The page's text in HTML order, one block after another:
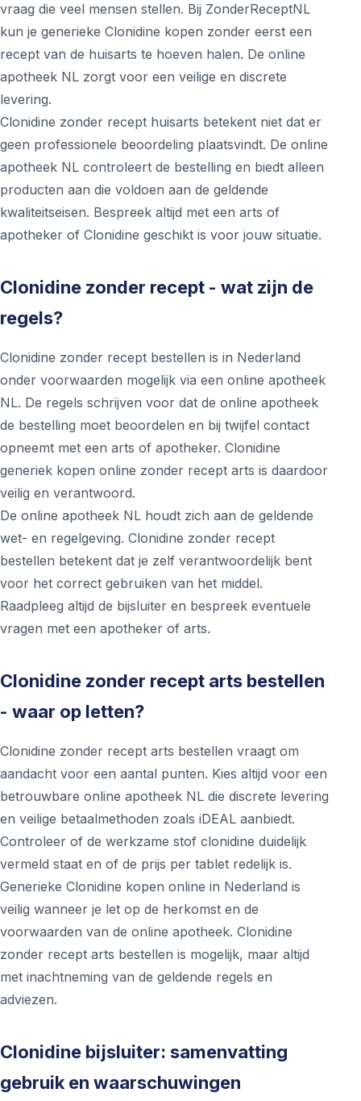
vraag die veel mensen stellen. Bij ZonderReceptNL
kun je generieke Clonidine kopen zonder eerst een
recept van de huisarts te hoeven halen. De online
apotheek NL zorgt voor een veilige en discrete
levering.
Clonidine zonder recept huisarts betekent niet dat er
geen professionele beoordeling plaatsvindt. De online
apotheek NL controleert de bestelling en biedt alleen
producten aan die voldoen aan de geldende
kwaliteitseisen. Bespreek altijd met een arts of
apotheker of Clonidine geschikt is voor jouw situatie.
Clonidine zonder recept - wat zijn de
regels?
Clonidine zonder recept bestellen is in Nederland
onder voorwaarden mogelijk via een online apotheek
NL. De regels schrijven voor dat de online apotheek
de bestelling moet beoordelen en bij twijfel contact
opneemt met een arts of apotheker. Clonidine
generiek kopen online zonder recept arts is daardoor
veilig en verantwoord.
De online apotheek NL houdt zich aan de geldende
wet- en regelgeving. Clonidine zonder recept
bestellen betekent dat je zelf verantwoordelijk bent
voor het correct gebruiken van het middel.
Raadpleeg altijd de bijsluiter en bespreek eventuele
vragen met een apotheker of arts.
Clonidine zonder recept arts bestellen
- waar op letten?
Clonidine zonder recept arts bestellen vraagt om
aandacht voor een aantal punten. Kies altijd voor een
betrouwbare online apotheek NL die discrete levering
en veilige betaalmethoden zoals iDEAL aanbiedt.
Controleer of de werkzame stof clonidine duidelijk
vermeld staat en of de prijs per tablet redelijk is.
Generieke Clonidine kopen online in Nederland is
veilig wanneer je let op de herkomst en de
voorwaarden van de online apotheek. Clonidine
zonder recept arts bestellen is mogelijk, maar altijd
met inachtneming van de geldende regels en
adviezen.
Clonidine bijsluiter: samenvatting
gebruik en waarschuwingen